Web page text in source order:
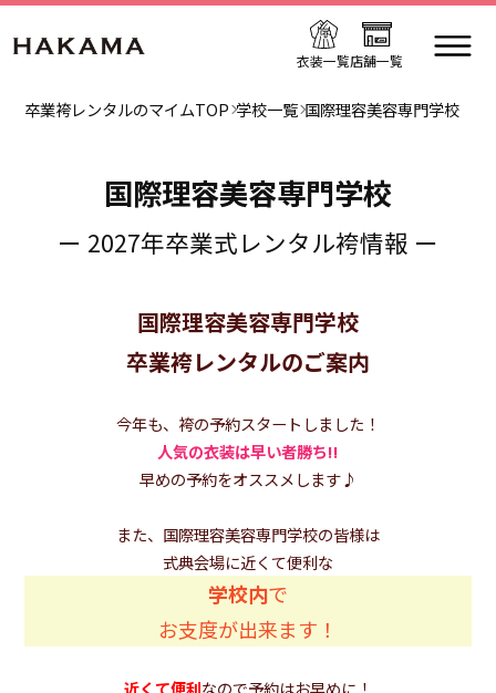
衣装一覧店舗一覧
卒業袴レンタルのマイムTOP 学校一覧 国際理容美容専門学校
国際理容美容専門学校
ー 2027年卒業式レンタル袴情報 ー
国際理容美容専門学校
卒業袴レンタルのご案内
今年も、袴の予約スタートしました！
人気の衣装は早い者勝ち!!
早めの予約をオススメします♪
また、国際理容美容専門学校の皆様は
式典会場に近くて便利な
学校内で
お支度が出来ます！